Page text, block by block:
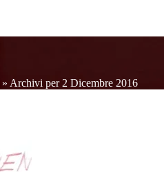
» Archivi per 2 Dicembre 2016